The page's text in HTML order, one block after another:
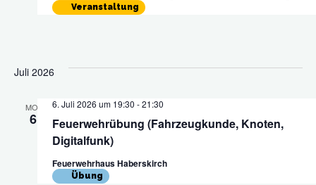
Veranstaltung
Juli 2026
MO.
6
Feuerwehrübung (Fahrzeugkunde, Knoten,
Digitalfunk)
6. Juli 2026 um 19:30 -21:30
Feuerwehrhaus Haberskirch
Übung